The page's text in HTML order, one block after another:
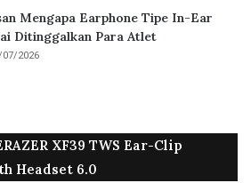
Mengapa Earphone Tipe In-Ear
Ditinggalkan Para Atlet
07/2026
XF39 TWS Ear-Clip
Headset 6.0